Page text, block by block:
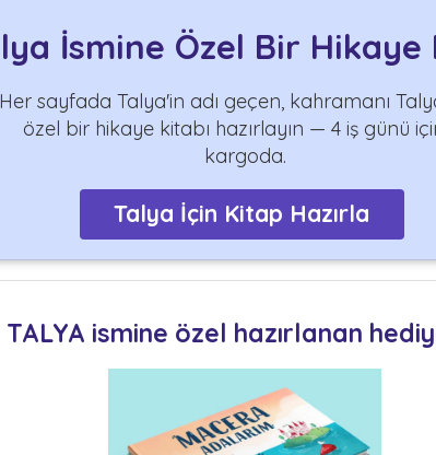
İsmine Özel Bir Hikaye
Her sayfada Talya'in adı geçen, kahramanı
özel bir hikaye kitabı hazırlayın — 4 iş günü
kargoda.
Talya İçin Kitap Hazırla
TALYA ismine özel hazırlanan